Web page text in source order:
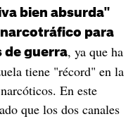
bien absurda"
para
de guerra, ya que ha
tiene "récord" en la
En este
que los dos canales